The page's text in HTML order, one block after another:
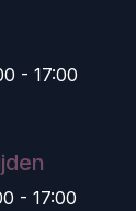
- 17:00
- 17:00